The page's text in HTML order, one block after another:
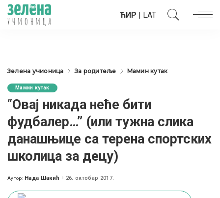
ЋИР | LAT
Зелена учионица За родитеље Мамин кутак
Мамин кутак
“Овај никада неће бити
фудбалер…” (или тужна слика
данашњице са терена спортских
школица за децу)
Posted
Аутор: Нада Шакић 26. октобар 2017.